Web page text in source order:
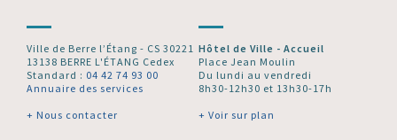
Ville de Berre l’Étang - CS 30221
13138 BERRE L'ÉTANG Cedex
Standard : 04 42 74 93 00
Annuaire des services
+ Nous contacter
Hôtel de Ville - Accueil
Place Jean Moulin
Du lundi au vendredi
8h30-12h30 et 13h30-17h
+ Voir sur plan